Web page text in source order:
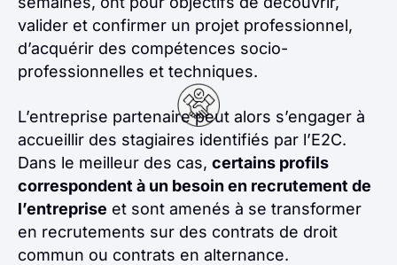
valider et confirmer un projet professionnel,
d’acquérir des compétences socio-
professionnelles et techniques.
L’entreprise partenaire peut alors s’engager à
accueillir des stagiaires identifiés par l’E2C.
Dans le meilleur des cas, certains profils
correspondent à un besoin en recrutement de
l’entreprise et sont amenés à se transformer
en recrutements sur des contrats de droit
commun ou contrats en alternance.